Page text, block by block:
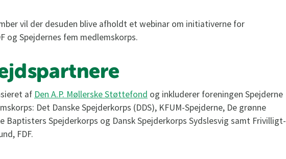
vil der desuden blive afholdt et webinar om initiativerne for
og Spejdernes fem medlemskorps.
af Den A.P. Møllerske Støttefond og inkluderer foreningen Spejderne
Det Danske Spejderkorps (DDS), KFUM-Spejderne, De grønne
Baptisters Spejderkorps og Dansk Spejderkorps Sydslesvig samt Frivilligt-
FDF.